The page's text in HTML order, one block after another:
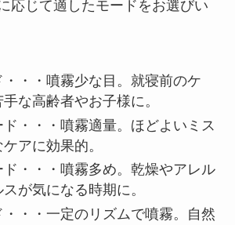
応じて適したモードをお選びい
・・・噴霧少な目。就寝前のケ
な高齢者やお子様に。
ド・・・噴霧適量。ほどよいミス
アに効果的。
・・・噴霧多め。乾燥やアレル
が気になる時期に。
・・・一定のリズムで噴霧。自然